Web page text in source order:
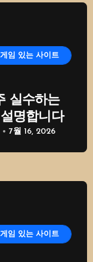
임 있는 사이트
실수하는
명합니다
7월 16, 2026
임 있는 사이트